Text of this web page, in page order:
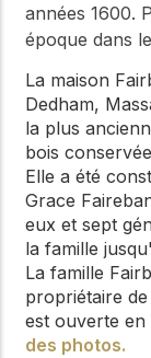
années 1600.
époque dans
La maison
Dedham,
la plus
bois
Elle a été
Grace
eux et sept
la famille
La famille
propriétaire
est ouverte en
des photos.